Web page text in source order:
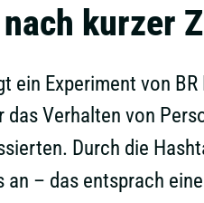
kurzer
Experiment von BR
Verhalten von
Durch die
– das entsprach